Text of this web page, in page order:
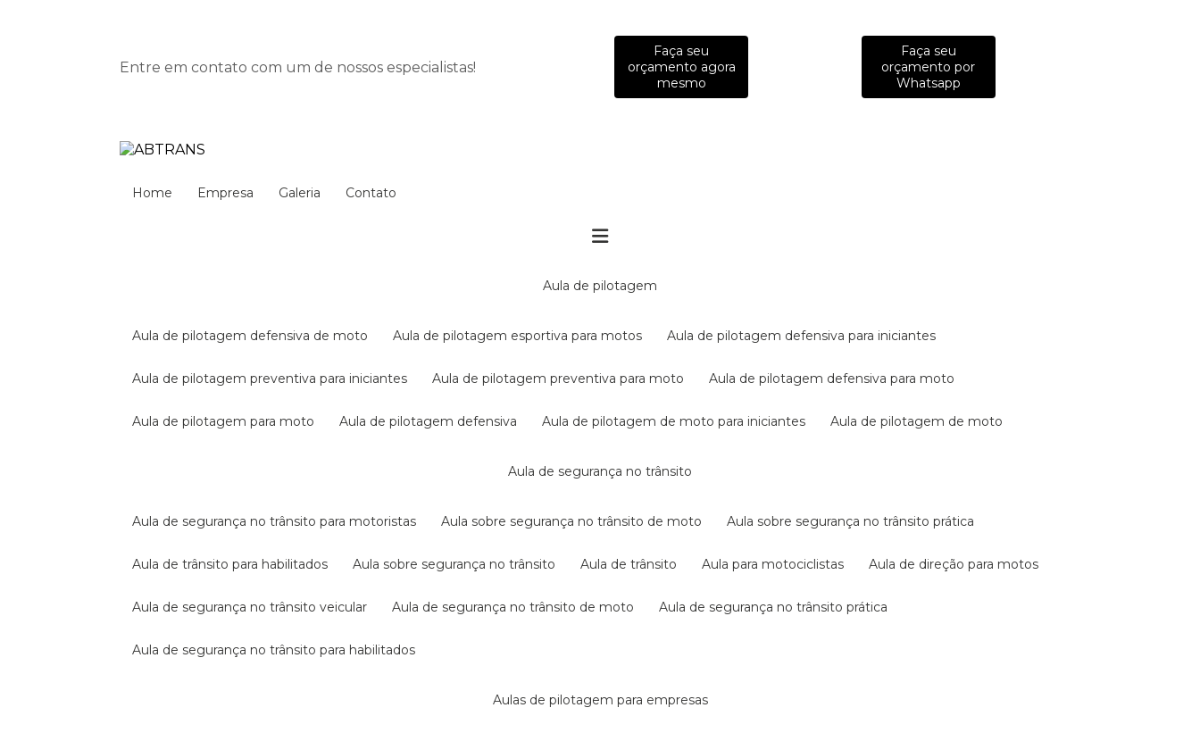
Entre em contato com um de nossos especialistas!
Faça seu
orçamento agora
mesmo
Faça seu
orçamento por
Whatsapp
Home Empresa Galeria Contato
aula de pilotagem
aula de pilotagem defensiva de moto aula de pilotagem esportiva para motos aula de pilotagem defensiva para iniciantes
aula de pilotagem preventiva para iniciantes aula de pilotagem preventiva para moto aula de pilotagem defensiva para moto
aula de pilotagem para moto aula de pilotagem defensiva aula de pilotagem de moto para iniciantes aula de pilotagem de moto
aula de segurança no trânsito
aula de segurança no trânsito para motoristas aula sobre segurança no trânsito de moto aula sobre segurança no trânsito prática
aula de trânsito para habilitados aula sobre segurança no trânsito aula de trânsito aula para motociclistas aula de direção para motos
aula de segurança no trânsito veicular aula de segurança no trânsito de moto aula de segurança no trânsito prática
aula de segurança no trânsito para habilitados
aulas de pilotagem para empresas